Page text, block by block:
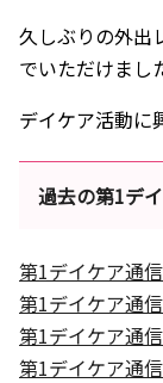
久しぶりの外出
でいただけまし
デイケア活動に
過去の第1デ
第1デイケア通
第1デイケア通
第1デイケア通
第1デイケア通